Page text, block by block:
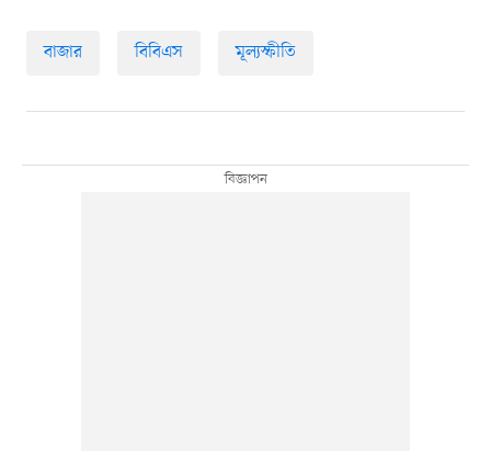
বাজার বিবিএস মূল্যস্ফীতি